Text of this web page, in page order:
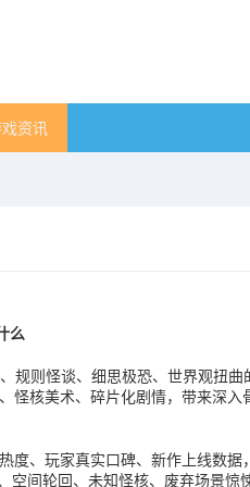
资讯
么
规则怪谈、细思极恐、世界观扭曲
怪核美术、碎片化剧情，带来深入
度、玩家真实口碑、新作上线数据
空间轮回、未知怪核、废弃场景惊